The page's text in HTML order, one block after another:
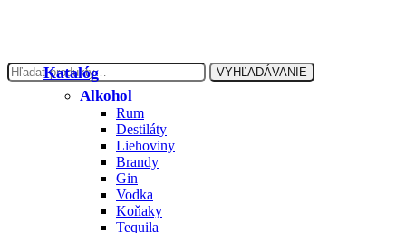
VYHĽADÁVANIE
Katalóg
Alkohol
Rum
Destiláty
Liehoviny
Brandy
Gin
Vodka
Koňaky
Tequila